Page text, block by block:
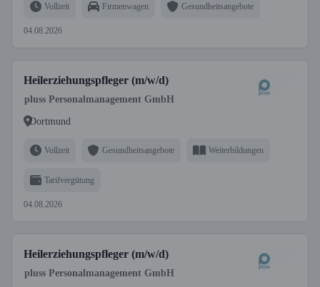
Vollzeit Firmenwagen Gesundheitsangebote
04.08.2026
Heilerziehungspfleger (m/w/d)
pluss Personalmanagement GmbH
Dortmund
Vollzeit Gesundheitsangebote Weiterbildungen
Tarifvergütung
04.08.2026
Heilerziehungspfleger (m/w/d)
pluss Personalmanagement GmbH